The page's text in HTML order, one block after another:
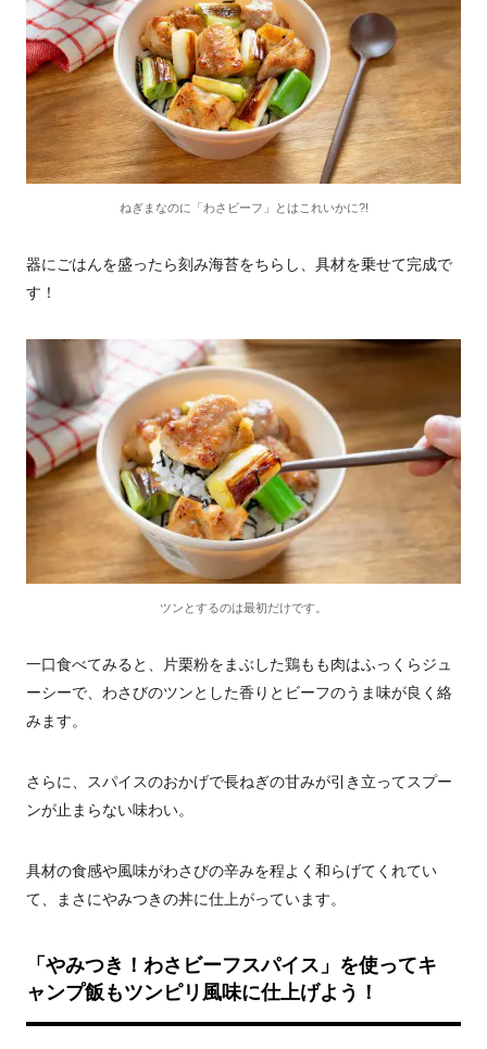
ねぎまなのに「わさビーフ」とはこれいかに?!
器にごはんを盛ったら刻み海苔をちらし、具材を乗せて完成で
す！
ツンとするのは最初だけです。
一口食べてみると、片栗粉をまぶした鶏もも肉はふっくらジュ
ーシーで、わさびのツンとした香りとビーフのうま味が良く絡
みます。
さらに、スパイスのおかげで長ねぎの甘みが引き立ってスプー
ンが止まらない味わい。
具材の食感や風味がわさびの辛みを程よく和らげてくれてい
て、まさにやみつきの丼に仕上がっています。
「やみつき！わさビーフスパイス」を使ってキ
ャンプ飯もツンピリ風味に仕上げよう！